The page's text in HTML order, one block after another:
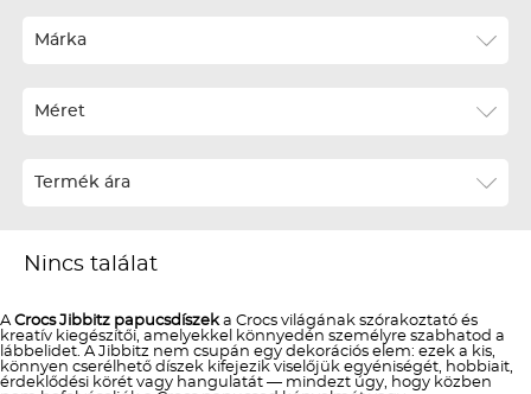
Ár szerint növekvő
Téli termékek előre ár szerint növekvő
Márka
Méret
Termék ára
Nincs találat
ACrocs Jibbitz papucsdíszeka Crocs világának szórakoztató és
kreatív kiegészítői, amelyekkel könnyedén személyre szabhatod a
lábbelidet. A Jibbitz nem csupán egy dekorációs elem: ezek a kis,
könnyen cserélhető díszek kifejezik viselőjük egyéniségét, hobbiait,
érdeklődési körét vagy hangulatát — mindezt úgy, hogy közben